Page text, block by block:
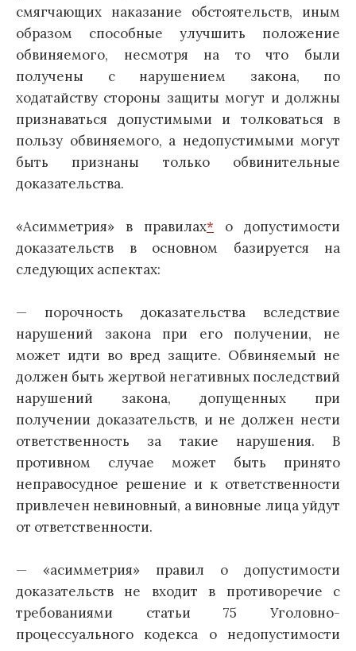
смягчающих наказание обстоятельств, иным
образом способные улучшить положение
обвиняемого, несмотря на то что были
получены с нарушением закона, по
ходатайству стороны защиты могут и должны
признаваться допустимыми и толковаться в
пользу обвиняемого, а недопустимыми могут
быть признаны только обвинительные
доказательства.
«Асимметрия» в правилах* о допустимости
доказательств в основном базируется на
следующих аспектах:
— порочность доказательства вследствие
нарушений закона при его получении, не
может идти во вред защите. Обвиняемый не
должен быть жертвой негативных последствий
нарушений закона, допущенных при
получении доказательств, и не должен нести
ответственность за такие нарушения. В
противном случае может быть принято
неправосудное решение и к ответственности
привлечен невиновный, а виновные лица уйдут
от ответственности.
— «асимметрия» правил о допустимости
доказательств не входит в противоречие с
требованиями статьи 75 Уголовно-
процессуального кодекса о недопустимости